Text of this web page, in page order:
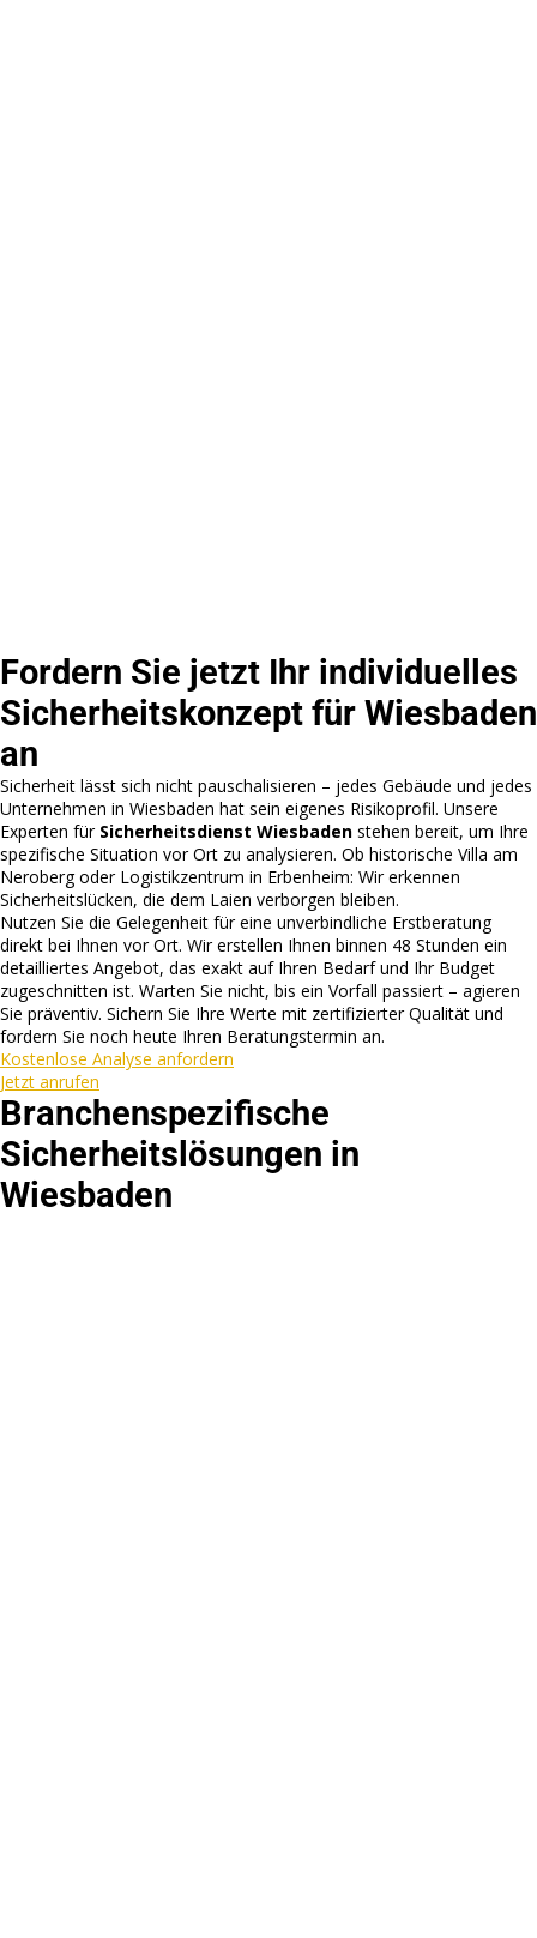
Fordern Sie jetzt Ihr individuelles
Sicherheitskonzept für Wiesbaden
an
Sicherheit lässt sich nicht pauschalisieren – jedes Gebäude und jedes
Unternehmen in Wiesbaden hat sein eigenes Risikoprofil. Unsere
Experten für Sicherheitsdienst Wiesbaden stehen bereit, um Ihre
spezifische Situation vor Ort zu analysieren. Ob historische Villa am
Neroberg oder Logistikzentrum in Erbenheim: Wir erkennen
Sicherheitslücken, die dem Laien verborgen bleiben.
Nutzen Sie die Gelegenheit für eine unverbindliche Erstberatung
direkt bei Ihnen vor Ort. Wir erstellen Ihnen binnen 48 Stunden ein
detailliertes Angebot, das exakt auf Ihren Bedarf und Ihr Budget
zugeschnitten ist. Warten Sie nicht, bis ein Vorfall passiert – agieren
Sie präventiv. Sichern Sie Ihre Werte mit zertifizierter Qualität und
fordern Sie noch heute Ihren Beratungstermin an.
Kostenlose Analyse anfordern
Jetzt anrufen
Branchenspezifische
Sicherheitslösungen in
Wiesbaden